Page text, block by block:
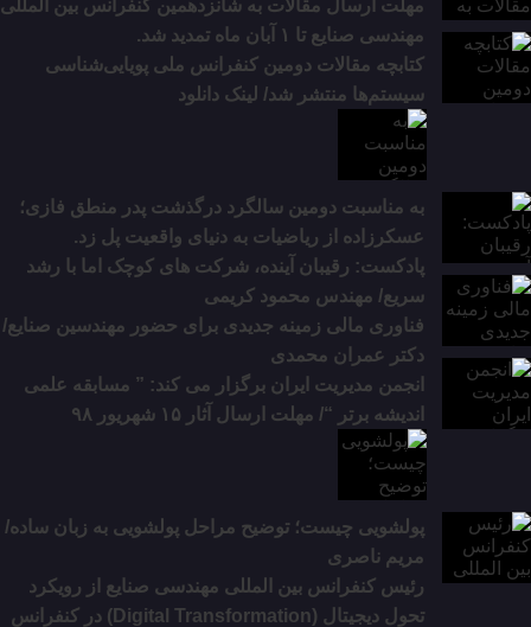
مهلت ارسال مقالات به شانزدهمین کنفرانس بین المللی
مهندسی صنایع تا ۱ آبان ماه تمدید شد.
کتابچه مقالات دومین کنفرانس ملی پویایی‌شناسی
سیستم‌ها منتشر شد/ لینک دانلود
به مناسبت دومین سالگرد درگذشت پدر منطق فازی؛
عسکرزاده از ریاضیات به دنیای واقعیت پل زد.
پادکست: رقیبان آینده، شرکت های کوچک اما با رشد
سریع/ مهندس محمود کریمی
فناوری مالی زمینه جدیدی برای حضور مهندسین صنایع/
دکتر عمران محمدی
انجمن مدیریت ایران برگزار می کند: ” مسابقه علمی
اندیشه برتر “/ مهلت ارسال آثار ۱۵ شهریور ۹۸
پولشویی چیست؛ توضیح مراحل پولشویی به زبان ساده/
مریم ناصری
رئیس کنفرانس بین المللی مهندسی صنایع از رویکرد
تحول دیجیتال (Digital Transformation) در کنفرانس